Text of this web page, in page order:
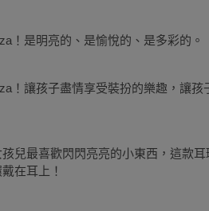
！是明亮的、是愉悅的、是多彩的。
！讓孩子盡情享受裝扮的樂趣，讓
兒最喜歡閃閃亮亮的小東西，這款
在耳上！